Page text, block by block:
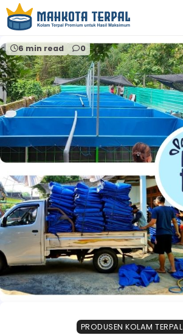
Home harga kolam terpal ikan nila 2025
6 min read 0
PRODUSEN KOLAM TERPAL